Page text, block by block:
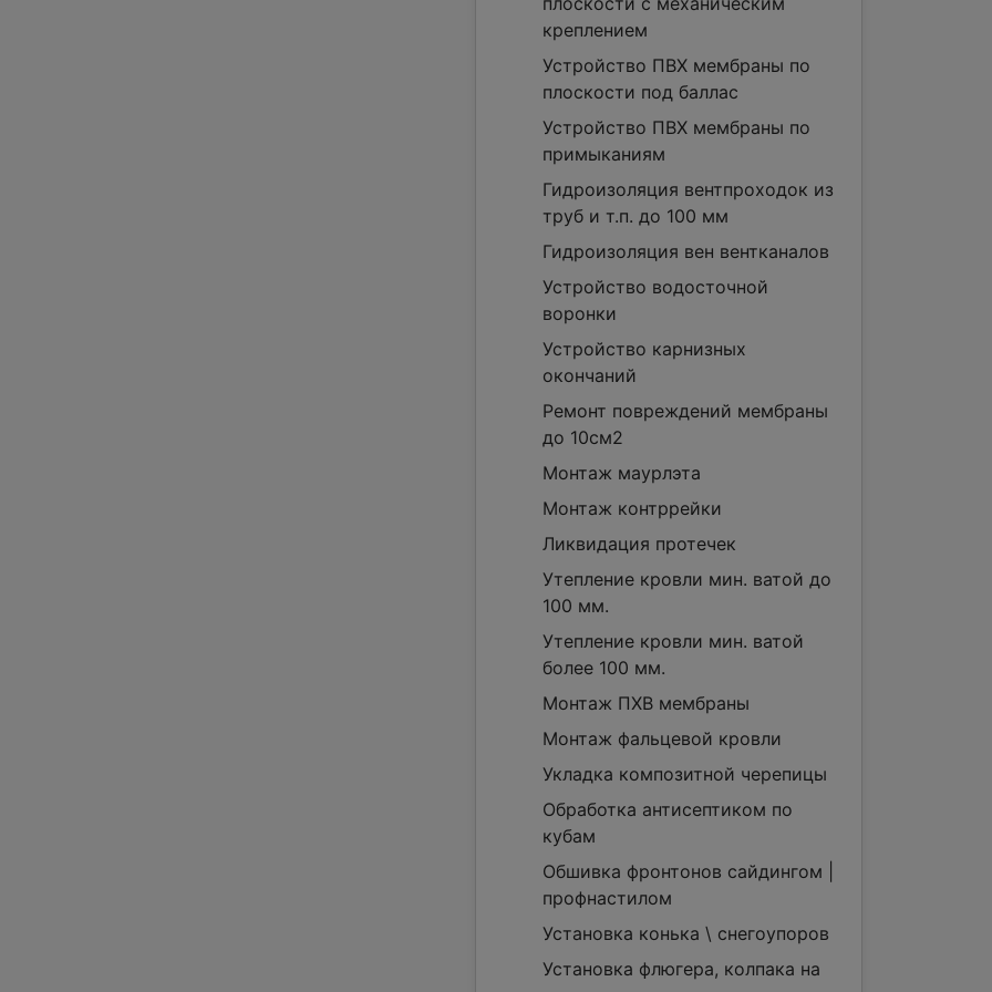
креплением
Устройство ПВХ мембраны по
плоскости под баллас
Устройство ПВХ мембраны по
примыканиям
Гидроизоляция вентпроходок из
труб и т.п. до 100 мм
Гидроизоляция вен вентканалов
Устройство водосточной
воронки
Устройство карнизных
окончаний
Ремонт повреждений мембраны
до 10см2
Монтаж маурлэта
Монтаж контррейки
Ликвидация протечек
Утепление кровли мин. ватой до
100 мм.
Утепление кровли мин. ватой
более 100 мм.
Монтаж ПХВ мембраны
Монтаж фальцевой кровли
Укладка композитной черепицы
Обработка антисептиком по
кубам
Обшивка фронтонов сайдингом |
профнастилом
Установка конька \ снегоупоров
Установка флюгера, колпака на